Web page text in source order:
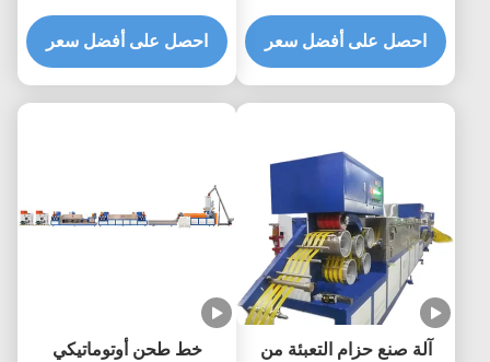
Strapping Roll
احصل على أفضل سعر
PP
احصل على أفضل سعر
آلة صنع حزام التعبئة من
خط طحن أوتوماتيكي